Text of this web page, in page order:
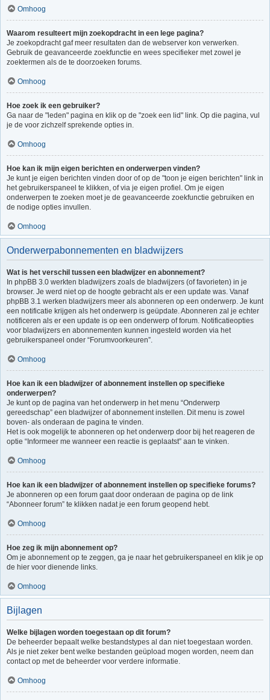
Omhoog
Waarom resulteert mijn zoekopdracht in een lege pagina?
Je zoekopdracht gaf meer resultaten dan de webserver kon verwerken.
Gebruik de geavanceerde zoekfunctie en wees specifieker met zowel je
zoektermen als de te doorzoeken forums.
Omhoog
Hoe zoek ik een gebruiker?
Ga naar de "leden" pagina en klik op de "zoek een lid" link. Op die pagina, vul
je de voor zichzelf sprekende opties in.
Omhoog
Hoe kan ik mijn eigen berichten en onderwerpen vinden?
Je kunt je eigen berichten vinden door of op de "toon je eigen berichten" link in
het gebruikerspaneel te klikken, of via je eigen profiel. Om je eigen
onderwerpen te zoeken moet je de geavanceerde zoekfunctie gebruiken en
de nodige opties invullen.
Omhoog
Onderwerpabonnementen en bladwijzers
Wat is het verschil tussen een bladwijzer en abonnement?
In phpBB 3.0 werkten bladwijzers zoals de bladwijzers (of favorieten) in je
browser. Je werd niet op de hoogte gebracht als er een update was. Vanaf
phpBB 3.1 werken bladwijzers meer als abonneren op een onderwerp. Je kunt
een notificatie krijgen als het onderwerp is geüpdate. Abonneren zal je echter
notificeren als er een update is op een onderwerp of forum. Notificatieopties
voor bladwijzers en abonnementen kunnen ingesteld worden via het
gebruikerspaneel onder “Forumvoorkeuren”.
Omhoog
Hoe kan ik een bladwijzer of abonnement instellen op specifieke
onderwerpen?
Je kunt op de pagina van het onderwerp in het menu “Onderwerp
gereedschap” een bladwijzer of abonnement instellen. Dit menu is zowel
boven- als onderaan de pagina te vinden.
Het is ook mogelijk te abonneren op het onderwerp door bij het reageren de
optie “Informeer me wanneer een reactie is geplaatst” aan te vinken.
Omhoog
Hoe kan ik een bladwijzer of abonnement instellen op specifieke forums?
Je abonneren op een forum gaat door onderaan de pagina op de link
“Abonneer forum” te klikken nadat je een forum geopend hebt.
Omhoog
Hoe zeg ik mijn abonnement op?
Om je abonnement op te zeggen, ga je naar het gebruikerspaneel en klik je op
de hier voor dienende links.
Omhoog
Bijlagen
Welke bijlagen worden toegestaan op dit forum?
De beheerder bepaalt welke bestandstypes al dan niet toegestaan worden.
Als je niet zeker bent welke bestanden geüpload mogen worden, neem dan
contact op met de beheerder voor verdere informatie.
Omhoog